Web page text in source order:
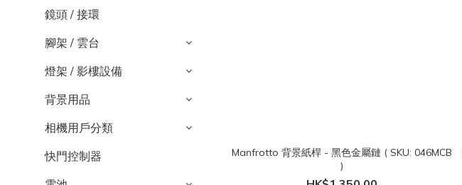
鏡頭 / 接環
腳架 / 雲台
燈架 / 影樓設備
背景用品
相機用戶分類
快門控制器
Manfrotto 背景紙桿 - 黑色金屬鏈 ( SKU: 046MCB
)